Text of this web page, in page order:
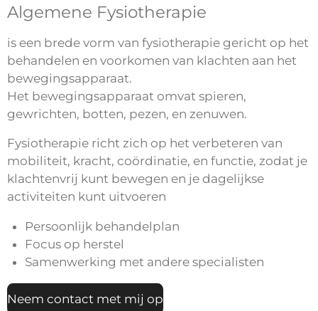
Algemene Fysiotherapie
is een brede vorm van fysiotherapie gericht op het
behandelen en voorkomen van klachten aan het
bewegingsapparaat.
Het bewegingsapparaat omvat spieren,
gewrichten, botten, pezen, en zenuwen.
Fysiotherapie richt zich op het verbeteren van
mobiliteit, kracht, coördinatie, en functie, zodat je
klachtenvrij kunt bewegen en je dagelijkse
activiteiten kunt uitvoeren
Persoonlijk behandelplan
Focus op herstel
Samenwerking met andere specialisten
Neem contact met mij op